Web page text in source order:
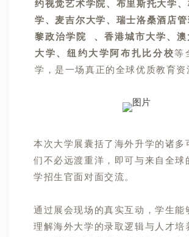
约视觉艺术学院、 布里斯托大学、
学、 麦吉尔大学、 瑞士洛桑酒店管
黎政治学院
、香港城市大学、 澳
大学、 纽约大学阿布扎比分校等
学， 是一场真正的全球优质教育资
本次大学展囊括了海外升学的诸多
们不必远渡重洋，即可与来自全球
学招生官面对面交流。
通过展会现场的真实互动，学生能
理解海外大学的录取逻辑与人才培